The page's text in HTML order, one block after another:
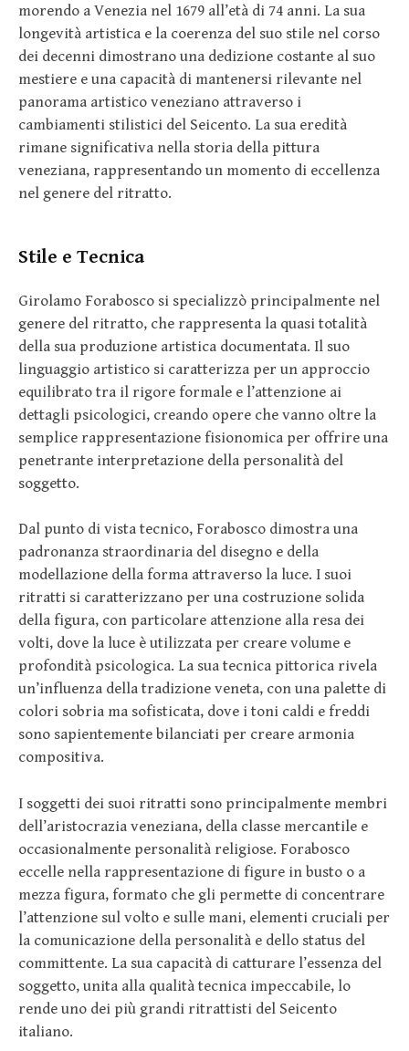
morendo a Venezia nel 1679 all’età di 74 anni. La sua
longevità artistica e la coerenza del suo stile nel corso
dei decenni dimostrano una dedizione costante al suo
mestiere e una capacità di mantenersi rilevante nel
panorama artistico veneziano attraverso i
cambiamenti stilistici del Seicento. La sua eredità
rimane significativa nella storia della pittura
veneziana, rappresentando un momento di eccellenza
nel genere del ritratto.
Stile e Tecnica
Girolamo Forabosco si specializzò principalmente nel
genere del ritratto, che rappresenta la quasi totalità
della sua produzione artistica documentata. Il suo
linguaggio artistico si caratterizza per un approccio
equilibrato tra il rigore formale e l’attenzione ai
dettagli psicologici, creando opere che vanno oltre la
semplice rappresentazione fisionomica per offrire una
penetrante interpretazione della personalità del
soggetto.
Dal punto di vista tecnico, Forabosco dimostra una
padronanza straordinaria del disegno e della
modellazione della forma attraverso la luce. I suoi
ritratti si caratterizzano per una costruzione solida
della figura, con particolare attenzione alla resa dei
volti, dove la luce è utilizzata per creare volume e
profondità psicologica. La sua tecnica pittorica rivela
un’influenza della tradizione veneta, con una palette di
colori sobria ma sofisticata, dove i toni caldi e freddi
sono sapientemente bilanciati per creare armonia
compositiva.
I soggetti dei suoi ritratti sono principalmente membri
dell’aristocrazia veneziana, della classe mercantile e
occasionalmente personalità religiose. Forabosco
eccelle nella rappresentazione di figure in busto o a
mezza figura, formato che gli permette di concentrare
l’attenzione sul volto e sulle mani, elementi cruciali per
la comunicazione della personalità e dello status del
committente. La sua capacità di catturare l’essenza del
soggetto, unita alla qualità tecnica impeccabile, lo
rende uno dei più grandi ritrattisti del Seicento
italiano.